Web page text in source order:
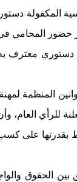
المكفولة
حضور المحامي
معترف به،
المنظمة
للرأي العام،
بقدرتها على
الحقوق